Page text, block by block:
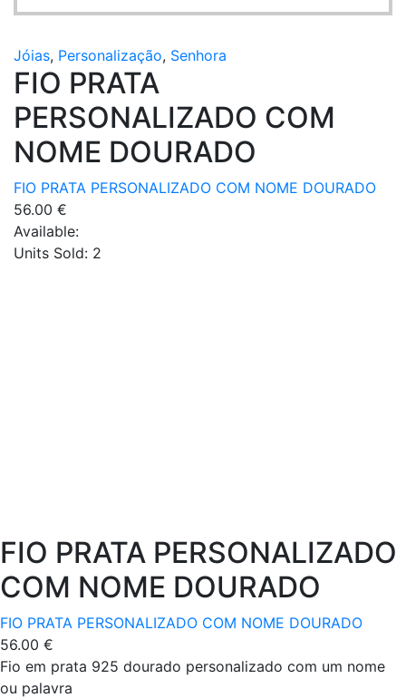
Jóias, Personalização, Senhora
FIO PRATA
PERSONALIZADO COM
NOME DOURADO
FIO PRATA PERSONALIZADO COM NOME DOURADO
56.00 €
Available:
Units Sold: 2
FIO PRATA PERSONALIZADO
COM NOME DOURADO
FIO PRATA PERSONALIZADO COM NOME DOURADO
56.00 €
Fio em prata 925 dourado personalizado com um nome
ou palavra